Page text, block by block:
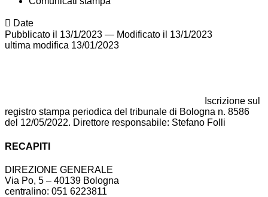
Date
Pubblicato il 13/1/2023 — Modificato il 13/1/2023
ultima modifica 13/01/2023
Iscrizione sul
registro stampa periodica del tribunale di Bologna n. 8586
del 12/05/2022. Direttore responsabile: Stefano Folli
RECAPITI
DIREZIONE GENERALE
Via Po, 5 – 40139 Bologna
centralino: 051 6223811